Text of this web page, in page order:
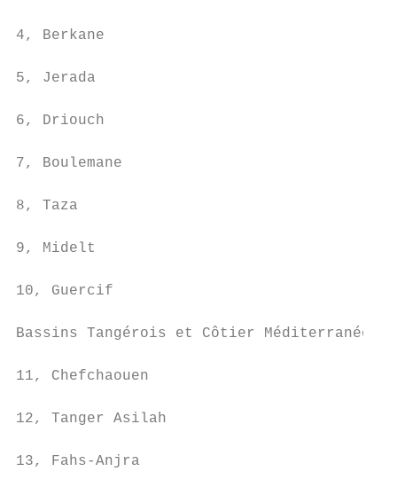
4, Berkane
5, Jerada
6, Driouch
7, Boulemane
8, Taza
9, Midelt
10, Guercif
Bassins Tangérois et Côtier Méditerranéen
11, Chefchaouen
12, Tanger Asilah
13, Fahs-Anjra